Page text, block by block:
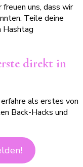
uns, dass wir
Teile deine
Hashtag
direkt in
als erstes von
Back-Hacks und